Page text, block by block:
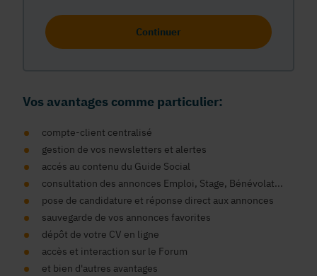
Continuer
Vos avantages comme particulier:
compte-client centralisé
gestion de vos newsletters et alertes
accés au contenu du Guide Social
consultation des annonces Emploi, Stage, Bénévolat...
pose de candidature et réponse direct aux annonces
sauvegarde de vos annonces favorites
dépôt de votre CV en ligne
accès et interaction sur le Forum
et bien d'autres avantages